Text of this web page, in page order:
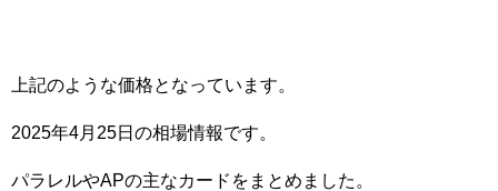
上記のような価格となっています。
2025年4月25日の相場情報です。
パラレルやAPの主なカードをまとめました。